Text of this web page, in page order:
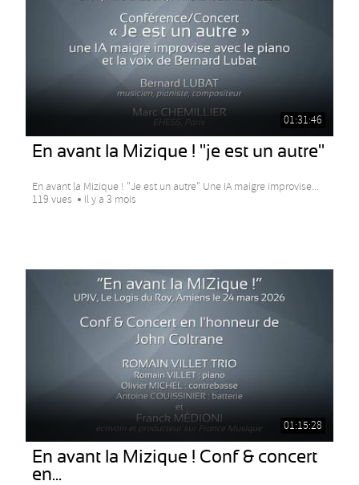
01:31:46
En avant la Mizique ! "je est un autre"
En avant la Mizique ! "Je est un autre" Une IA maigre improvise...
119 vues
Il y a 3 mois
01:15:28
En avant la Mizique ! Conf & concert
en...